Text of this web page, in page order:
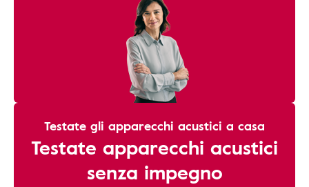
Testate gli apparecchi acustici a casa
Testate apparecchi acustici
senza impegno